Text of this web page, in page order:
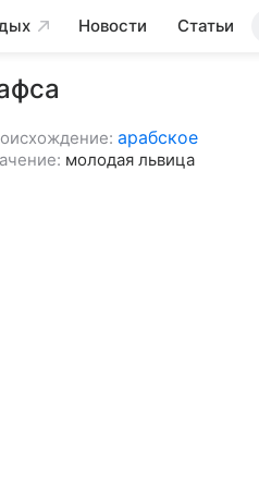
Новости Статьи
арабское
молодая львица